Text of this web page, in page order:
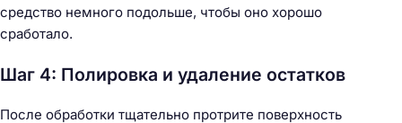
средство немного подольше, чтобы оно хорошо
сработало.
Шаг 4: Полировка и удаление остатков
После обработки тщательно протрите поверхность